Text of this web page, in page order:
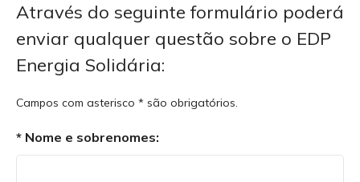
Através do seguinte formulário poderá
enviar qualquer questão sobre o EDP
Energia Solidária:
Campos com asterisco * são obrigatórios.
* Nome e sobrenomes: